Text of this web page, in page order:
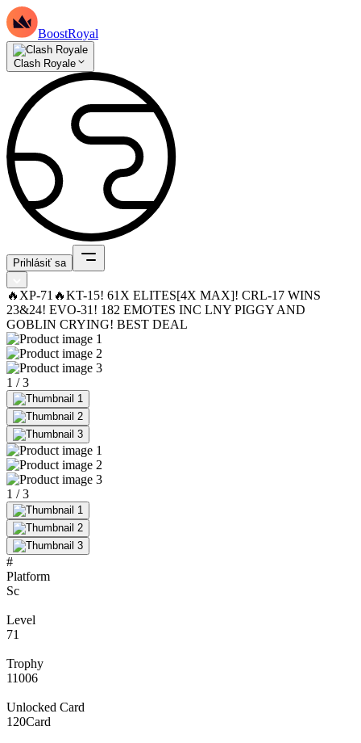
BoostRoyal
Clash Royale
Prihlásiť sa
🔥XP-71🔥KT-15! 61X ELITES[4X MAX]! CRL-17 WINS
23&24! EVO-31! 182 EMOTES INC LNY PIGGY AND
GOBLIN CRYING! BEST DEAL
1 /3
1 /3
#
Platform
Sc
Level
71
Trophy
11006
Unlocked Card
120Card